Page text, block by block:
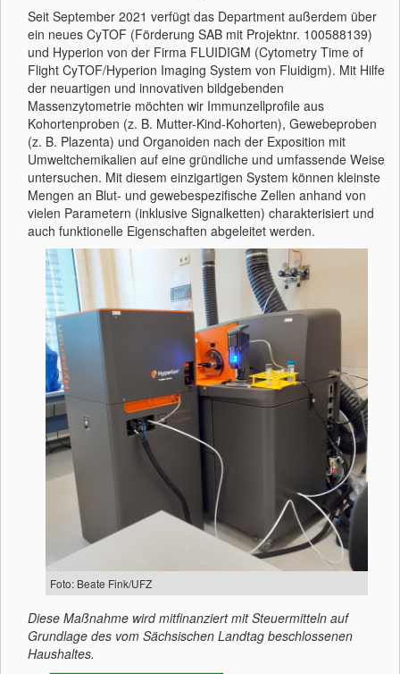
Seit September 2021 verfügt das Department außerdem über
ein neues CyTOF (Förderung SAB mit Projektnr. 100588139)
und Hyperion von der Firma FLUIDIGM (Cytometry Time of
Flight CyTOF/Hyperion Imaging System von Fluidigm). Mit Hilfe
der neuartigen und innovativen bildgebenden
Massenzytometrie möchten wir Immunzellprofile aus
Kohortenproben (z. B. Mutter-Kind-Kohorten), Gewebeproben
(z. B. Plazenta) und Organoiden nach der Exposition mit
Umweltchemikalien auf eine gründliche und umfassende Weise
untersuchen. Mit diesem einzigartigen System können kleinste
Mengen an Blut- und gewebespezifische Zellen anhand von
vielen Parametern (inklusive Signalketten) charakterisiert und
auch funktionelle Eigenschaften abgeleitet werden.
Foto: Beate Fink/UFZ
Diese Maßnahme wird mitfinanziert mit Steuermitteln auf
Grundlage des vom Sächsischen Landtag beschlossenen
Haushaltes.